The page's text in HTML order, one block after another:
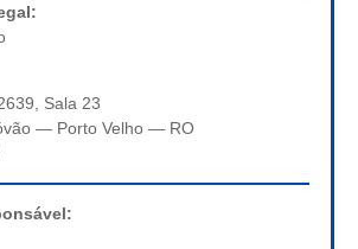
Sala 23
— Porto Velho — RO